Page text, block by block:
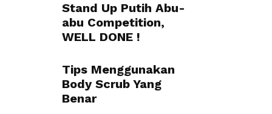
Stand Up Putih Abu-
abu Competition,
WELL DONE !
Tips Menggunakan
Body Scrub Yang
Benar